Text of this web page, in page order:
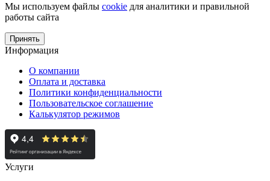
Мы используем файлы cookie для аналитики и правильной
работы сайта
Принять
Информация
О компании
Оплата и доставка
Политики конфиденциальности
Пользовательское соглашение
Калькулятор режимов
Услуги